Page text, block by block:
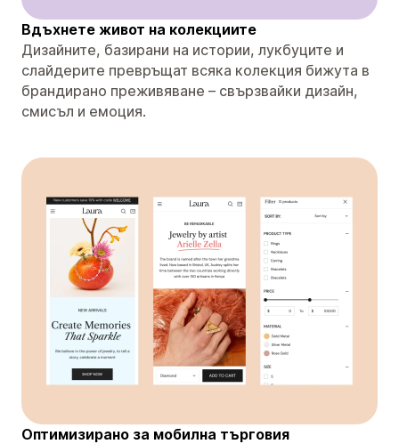
Вдъхнете живот на колекциите
Дизайните, базирани на истории, лукбуците и
слайдерите превръщат всяка колекция бижута в
брандирано преживяване – свързвайки дизайн,
смисъл и емоция.
Оптимизирано за мобилна търговия